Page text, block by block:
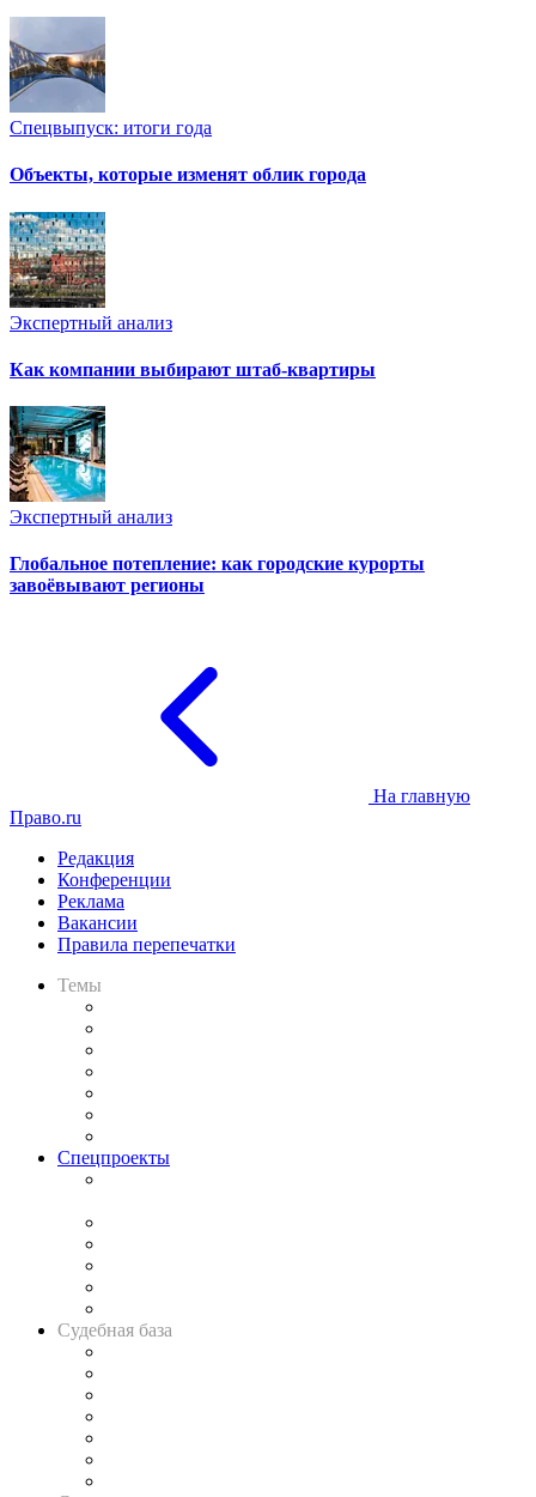
Спецвыпуск: итоги года
Объекты, которые изменят облик города
Экспертный анализ
Как компании выбирают штаб-квартиры
Экспертный анализ
Глобальное потепление: как городские курорты
завоёвывают регионы
На главную
Право.ru
Редакция
Конференции
Реклама
Вакансии
Правила перепечатки
Темы
Спецпроекты
Судебная база